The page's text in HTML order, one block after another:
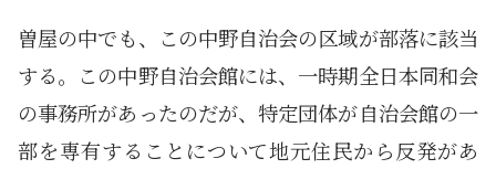
曽屋の中でも、この中野自治会の区域が部落に該当
する。この中野自治会館には、一時期全日本同和会
の事務所があったのだが、特定団体が自治会館の一
部を専有することについて地元住民から反発があ